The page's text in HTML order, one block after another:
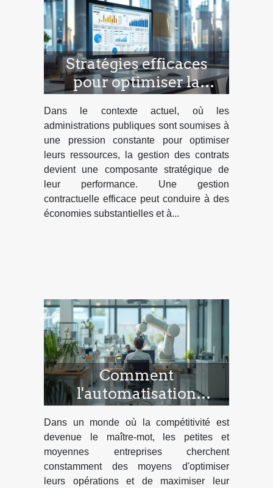
Stratégies efficaces
pour optimiser la
gestion des contrats
dans le secteur public
Dans le contexte actuel, où les
administrations publiques sont soumises à
une pression constante pour optimiser
leurs ressources, la gestion des contrats
devient une composante stratégique de
leur performance. Une gestion
contractuelle efficace peut conduire à des
économies substantielles et à...
Comment
l'automatisation
améliore l'efficacité des
petites et moyennes
entreprises
Dans un monde où la compétitivité est
devenue le maître-mot, les petites et
moyennes entreprises cherchent
constamment des moyens d'optimiser
leurs opérations et de maximiser leur